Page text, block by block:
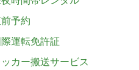
予約
運転免許証
カー搬送サービス